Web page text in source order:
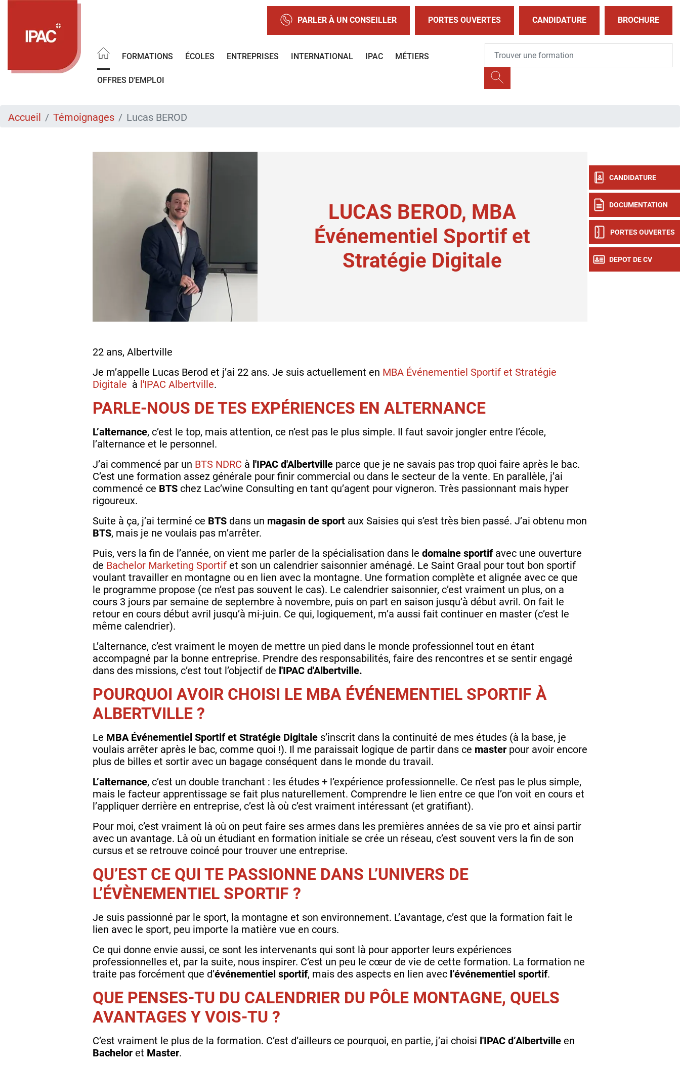
PARLER À UN CONSEILLER PORTES OUVERTES CANDIDATURE BROCHURE
FORMATIONS ÉCOLES ENTREPRISES INTERNATIONAL IPAC MÉTIERS
OFFRES D'EMPLOI
CANDIDATURE
DOCUMENTATION
PORTES OUVERTES
DEPOT DE CV
Accueil Témoignages Lucas BEROD
LUCAS BEROD, MBA
Événementiel Sportif et
Stratégie Digitale
22 ans, Albertville
Je m’appelle Lucas Berod et j’ai 22 ans. Je suis actuellement en MBA Événementiel Sportif et Stratégie
Digitale à l'IPAC Albertville.
PARLE-NOUS DE TES EXPÉRIENCES EN ALTERNANCE
L’alternance, c’est le top, mais attention, ce n’est pas le plus simple. Il faut savoir jongler entre l’école,
l’alternance et le personnel.
J’ai commencé par un BTS NDRC à l'IPAC d'Albertville parce que je ne savais pas trop quoi faire après le bac.
C’est une formation assez générale pour finir commercial ou dans le secteur de la vente. En parallèle, j’ai
commencé ce BTS chez Lac’wine Consulting en tant qu’agent pour vigneron. Très passionnant mais hyper
rigoureux.
Suite à ça, j’ai terminé ce BTS dans un magasin de sport aux Saisies qui s’est très bien passé. J’ai obtenu mon
BTS, mais je ne voulais pas m’arrêter.
Puis, vers la fin de l’année, on vient me parler de la spécialisation dans le domaine sportifavec une ouverture
de Bachelor Marketing Sportif et son un calendrier saisonnier aménagé. Le Saint Graal pour tout bon sportif
voulant travailler en montagne ou en lien avec la montagne. Une formation complète et alignée avec ce que
le programme propose (ce n’est pas souvent le cas). Le calendrier saisonnier, c’est vraiment un plus, on a
cours 3 jours par semaine de septembre à novembre, puis on part en saison jusqu’à début avril. On fait le
retour en cours début avril jusqu’à mi-juin. Ce qui, logiquement, m’a aussi fait continuer en master (c’est le
même calendrier).
L’alternance, c’est vraiment le moyen de mettre un pied dans le monde professionnel tout en étant
accompagné par la bonne entreprise. Prendre des responsabilités, faire des rencontres et se sentir engagé
dans des missions, c’est tout l’objectif de l'IPAC d'Albertville.
POURQUOI AVOIR CHOISI LE MBA ÉVÉNEMENTIEL SPORTIF À
ALBERTVILLE ?
Le MBA Événementiel Sportif et Stratégie Digitale s’inscrit dans la continuité de mes études (à la base, je
voulais arrêter après le bac, comme quoi !). Il me paraissait logique de partir dans ce master pour avoir encore
plus de billes et sortir avec un bagage conséquent dans le monde du travail.
L’alternance, c’est un double tranchant : les études + l’expérience professionnelle. Ce n’est pas le plus simple,
mais le facteur apprentissage se fait plus naturellement. Comprendre le lien entre ce que l’on voit en cours et
l’appliquer derrière en entreprise, c’est là où c’est vraiment intéressant (et gratifiant).
Pour moi, c’est vraiment là où on peut faire ses armes dans les premières années de sa vie pro et ainsi partir
avec un avantage. Là où un étudiant en formation initiale se crée un réseau, c’est souvent vers la fin de son
cursus et se retrouve coincé pour trouver une entreprise.
QU’EST CE QUI TE PASSIONNE DANS L’UNIVERS DE
L’ÉVÈNEMENTIEL SPORTIF ?
Je suis passionné par le sport, la montagne et son environnement. L’avantage, c’est que la formation fait le
lien avec le sport, peu importe la matière vue en cours.
Ce qui donne envie aussi, ce sont les intervenants qui sont là pour apporter leurs expériences
professionnelles et, par la suite, nous inspirer. C’est un peu le cœur de vie de cette formation. La formation ne
traite pas forcément que d’événementiel sportif, mais des aspects en lien avec l’événementiel sportif.
QUE PENSES-TU DU CALENDRIER DU PÔLE MONTAGNE, QUELS
AVANTAGES Y VOIS-TU ?
C’est vraiment le plus de la formation. C’est d’ailleurs ce pourquoi, en partie, j’ai choisi l'IPAC d’Albertville en
Bachelor et Master.